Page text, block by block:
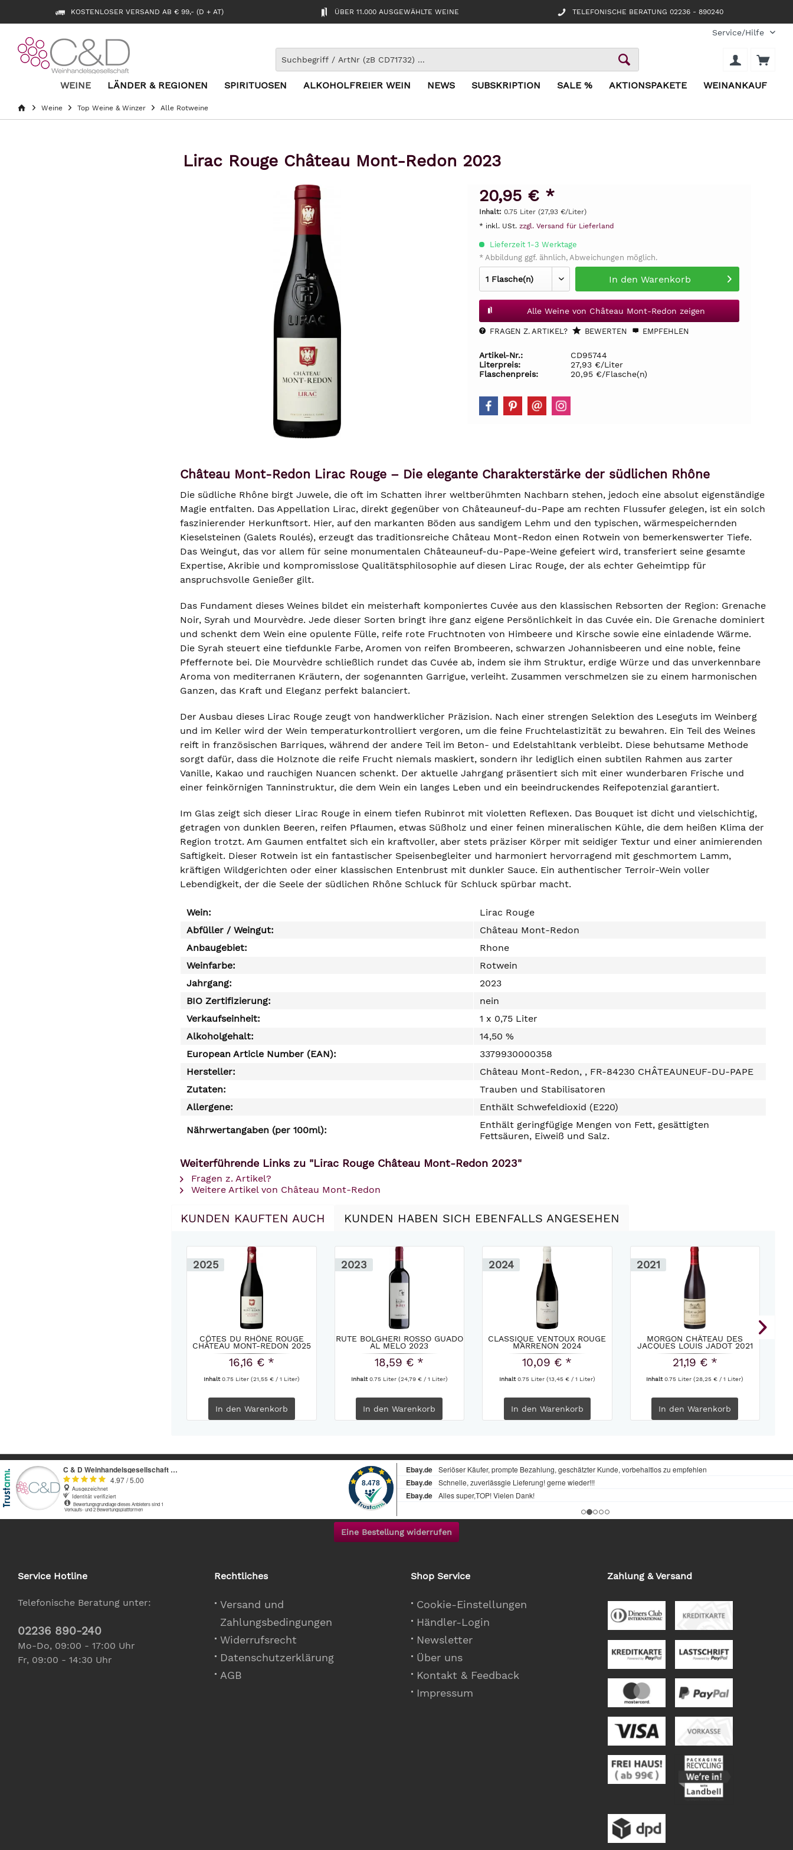
KOSTENLOSER VERSAND AB € 99,- (D + AT) ÜBER 11.000 AUSGEWÄHLTE WEINE TELEFONISCHE BERATUNG 02236 - 890240
Service/Hilfe
WEINE LÄNDER & REGIONEN SPIRITUOSEN ALKOHOLFREIER WEIN NEWS SUBSKRIPTION SALE % AKTIONSPAKETE WEINANKAUF
Weine Top Weine & Winzer Alle Rotweine
Lirac Rouge Château Mont-Redon 2023
20,95 € *
Inhalt: 0.75 Liter (27,93 €/Liter)
* inkl. USt. zzgl. Versand für Lieferland
Lieferzeit 1-3 Werktage
* Abbildung ggf. ähnlich, Abweichungen möglich.
In den Warenkorb
Alle Weine von Château Mont-Redon zeigen
FRAGEN Z. ARTIKEL? BEWERTEN EMPFEHLEN
Artikel-Nr.:
CD95744
Literpreis:
27,93 €/Liter
Flaschenpreis:
20,95 €/Flasche(n)
Château Mont-Redon Lirac Rouge – Die elegante Charakterstärke der südlichen Rhône
Die südliche Rhône birgt Juwele, die oft im Schatten ihrer weltberühmten Nachbarn stehen, jedoch eine absolut eigenständige
Magie entfalten. Das Appellation Lirac, direkt gegenüber von Châteauneuf-du-Pape am rechten Flussufer gelegen, ist ein solch
faszinierender Herkunftsort. Hier, auf den markanten Böden aus sandigem Lehm und den typischen, wärmespeichernden
Kieselsteinen (Galets Roulés), erzeugt das traditionsreiche Château Mont-Redon einen Rotwein von bemerkenswerter Tiefe.
Das Weingut, das vor allem für seine monumentalen Châteauneuf-du-Pape-Weine gefeiert wird, transferiert seine gesamte
Expertise, Akribie und kompromisslose Qualitätsphilosophie auf diesen Lirac Rouge, der als echter Geheimtipp für
anspruchsvolle Genießer gilt.
Das Fundament dieses Weines bildet ein meisterhaft komponiertes Cuvée aus den klassischen Rebsorten der Region: Grenache
Noir, Syrah und Mourvèdre. Jede dieser Sorten bringt ihre ganz eigene Persönlichkeit in das Cuvée ein. Die Grenache dominiert
und schenkt dem Wein eine opulente Fülle, reife rote Fruchtnoten von Himbeere und Kirsche sowie eine einladende Wärme.
Die Syrah steuert eine tiefdunkle Farbe, Aromen von reifen Brombeeren, schwarzen Johannisbeeren und eine noble, feine
Pfeffernote bei. Die Mourvèdre schließlich rundet das Cuvée ab, indem sie ihm Struktur, erdige Würze und das unverkennbare
Aroma von mediterranen Kräutern, der sogenannten Garrigue, verleiht. Zusammen verschmelzen sie zu einem harmonischen
Ganzen, das Kraft und Eleganz perfekt balanciert.
Der Ausbau dieses Lirac Rouge zeugt von handwerklicher Präzision. Nach einer strengen Selektion des Leseguts im Weinberg
und im Keller wird der Wein temperaturkontrolliert vergoren, um die feine Fruchtelastizität zu bewahren. Ein Teil des Weines
reift in französischen Barriques, während der andere Teil im Beton- und Edelstahltank verbleibt. Diese behutsame Methode
sorgt dafür, dass die Holznote die reife Frucht niemals maskiert, sondern ihr lediglich einen subtilen Rahmen aus zarter
Vanille, Kakao und rauchigen Nuancen schenkt. Der aktuelle Jahrgang präsentiert sich mit einer wunderbaren Frische und
einer feinkörnigen Tanninstruktur, die dem Wein ein langes Leben und ein beeindruckendes Reifepotenzial garantiert.
Im Glas zeigt sich dieser Lirac Rouge in einem tiefen Rubinrot mit violetten Reflexen. Das Bouquet ist dicht und vielschichtig,
getragen von dunklen Beeren, reifen Pflaumen, etwas Süßholz und einer feinen mineralischen Kühle, die dem heißen Klima der
Region trotzt. Am Gaumen entfaltet sich ein kraftvoller, aber stets präziser Körper mit seidiger Textur und einer animierenden
Saftigkeit. Dieser Rotwein ist ein fantastischer Speisenbegleiter und harmoniert hervorragend mit geschmortem Lamm,
kräftigen Wildgerichten oder einer klassischen Entenbrust mit dunkler Sauce. Ein authentischer Terroir-Wein voller
Lebendigkeit, der die Seele der südlichen Rhône Schluck für Schluck spürbar macht.
Wein:
Lirac Rouge
Abfüller / Weingut:
Château Mont-Redon
Anbaugebiet:
Rhone
Weinfarbe:
Rotwein
Jahrgang:
2023
BIO Zertifizierung:
nein
Verkaufseinheit:
1 x 0,75 Liter
Alkoholgehalt:
14,50 %
European Article Number (EAN):
3379930000358
Hersteller:
Château Mont-Redon, , FR-84230 CHÂTEAUNEUF-DU-PAPE
Zutaten:
Trauben und Stabilisatoren
Allergene:
Enthält Schwefeldioxid (E220)
Nährwertangaben (per 100ml):
Enthält geringfügige Mengen von Fett, gesättigten
Fettsäuren, Eiweiß und Salz.
Weiterführende Links zu "Lirac Rouge Château Mont-Redon 2023"
Fragen z. Artikel?
Weitere Artikel von Château Mont-Redon
KUNDEN KAUFTEN AUCH KUNDEN HABEN SICH EBENFALLS ANGESEHEN
2025
CÔTES DU RHÔNE ROUGE
CHÂTEAU MONT-REDON 2025
16,16 € *
Inhalt0.75 Liter (21,55 € / 1 Liter)
In den Warenkorb
2023
RUTE BOLGHERI ROSSO GUADO
AL MELO 2023
18,59 € *
Inhalt0.75 Liter (24,79 € / 1 Liter)
In den Warenkorb
2024
CLASSIQUE VENTOUX ROUGE
MARRENON 2024
10,09 € *
Inhalt0.75 Liter (13,45 € / 1 Liter)
In den Warenkorb
2021
MORGON CHÂTEAU DES
JACQUES LOUIS JADOT 2021
21,19 € *
Inhalt0.75 Liter(28,25 € / 1 Liter)
In den Warenkorb
Eine Bestellung widerrufen
Service Hotline
Telefonische Beratung unter:
02236 890-240
Mo-Do, 09:00 - 17:00 Uhr
Fr, 09:00 - 14:30 Uhr
Rechtliches
Versand und
Zahlungsbedingungen
Widerrufsrecht
Datenschutzerklärung
AGB
Shop Service
Cookie-Einstellungen
Händler-Login
Newsletter
Über uns
Kontakt & Feedback
Impressum
Zahlung & Versand